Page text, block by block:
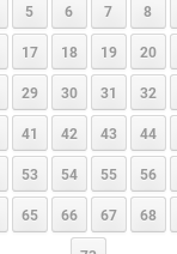
5 6 7 8
17 18 19 20
29 30 31 32
41 42 43 44
53 54 55 56
65 66 67 68